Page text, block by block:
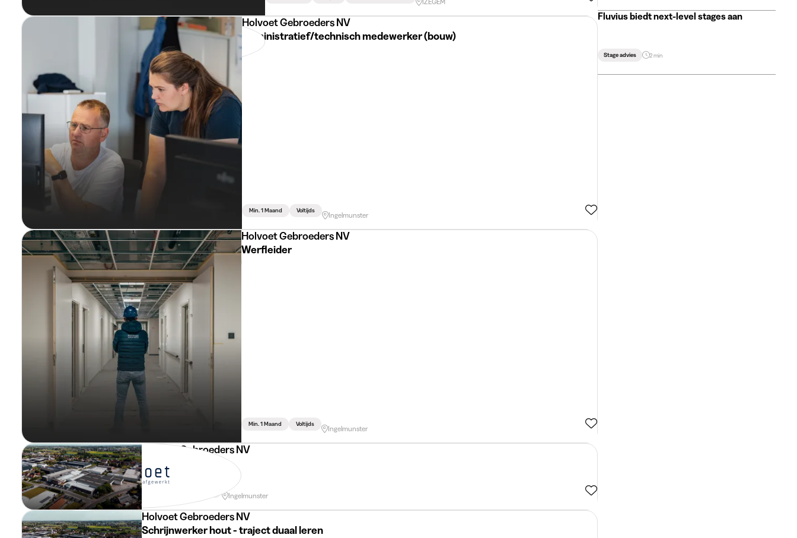
Holvoet Gebroeders NV
Administratief/technisch medewerker (bouw)
Min. 1 Maand Voltijds
Ingelmunster
Holvoet Gebroeders NV
Werfleider
Min. 1 Maand Voltijds
Ingelmunster
Holvoet Gebroeders NV
Projectleider
Ingelmunster
Holvoet Gebroeders NV
Schrijnwerker hout - traject duaal leren
Fluvius biedt next-level stages aan
Stage advies 2 min